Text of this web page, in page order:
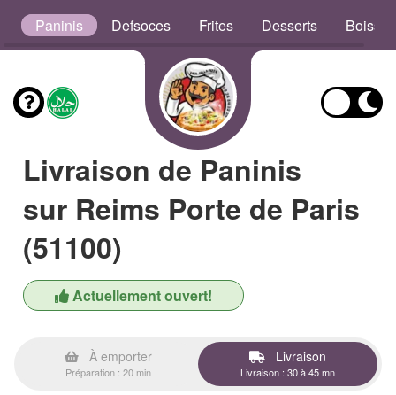
Paninis Defsoces Frites Desserts
Livraison de Paninis
sur Reims Porte de Paris
(51100)
Actuellement ouvert!
À emporter
Préparation : 20 min
Livraison
Livraison : 30 à 45 mn